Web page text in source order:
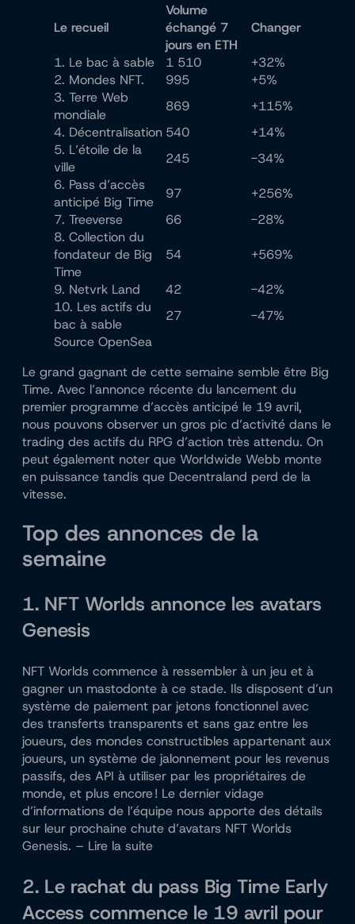
Le recueil
Volume
échangé 7
jours en ETH
Changer
1. Le bac à sable 1 510
+32%
2. Mondes NFT.
995
+5%
3. Terre Web
mondiale
869
+115%
4. Décentralisation 540
+14%
5. L’étoile de la
ville
245
-34%
6. Pass d’accès
anticipé Big Time
97
+256%
7. Treeverse
66
-28%
8. Collection du
fondateur de Big
Time
54 +569%
9. Netvrk Land 42
-42%
10. Les actifs du
bac à sable
27
-47%
Source OpenSea
Le grand gagnant de cette semaine semble être Big
Time. Avec l’annonce récente du lancement du
premier programme d’accès anticipé le 19 avril,
nous pouvons observer un gros pic d’activité dans le
trading des actifs du RPG d’action très attendu. On
peut également noter que Worldwide Webb monte
en puissance tandis que Decentraland perd de la
vitesse.
Top des annonces de la
semaine
1. NFT Worlds annonce les avatars
Genesis
NFT Worlds commence à ressembler à un jeu et à
gagner un mastodonte à ce stade. Ils disposent d’un
système de paiement par jetons fonctionnel avec
des transferts transparents et sans gaz entre les
joueurs, des mondes constructibles appartenant aux
joueurs, un système de jalonnement pour les revenus
passifs, des API à utiliser par les propriétaires de
monde, et plus encore ! Le dernier vidage
d’informations de l’équipe nous apporte des détails
sur leur prochaine chute d’avatars NFT Worlds
Genesis. – Lire la suite
2. Le rachat du pass Big Time Early
Access commence le 19 avril pour